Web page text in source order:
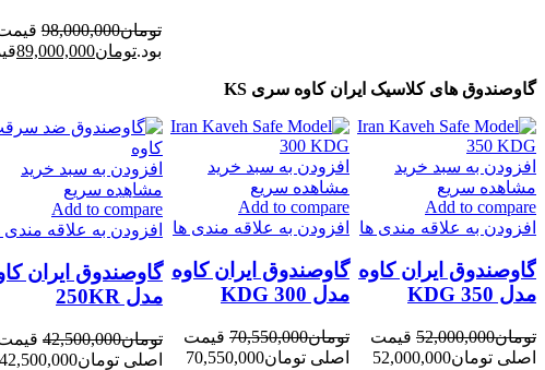
تومان98,000,000
بود.تومان89,000,000
گاوصندوق های کلاسیک ایران کاوه سری KS
-5%
افزودن به سبد خرید
مشاهده سریع
Add to compare
افزودن به علاقه مندی ها
گاوصندوق ایران کاوه
مدل 350 KDG
تومان52,000,000 قیمت
اصلی تومان52,000,000
-4%
افزودن به سبد خرید
مشاهده سریع
Add to compare
افزودن به علاقه مندی ها
گاوصندوق ایران کاوه
مدل 300 KDG
تومان70,550,000 قیمت
اصلی تومان70,550,000
-6%
افزودن به سبد خرید
مشاهده سریع
Add to compare
افزودن به علاقه مندی
گاوصندوق ایران
مدل 250KR
تومان42,500,000
اصلی تومان42,500,000